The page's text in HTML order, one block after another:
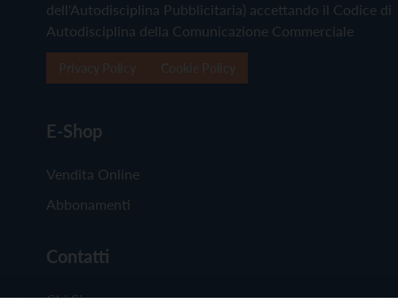
dell'Autodisciplina Pubblicitaria) accettando il Codice di
Autodisciplina della Comunicazione Commerciale
E-Shop
Vendita Online
Abbonamenti
Contatti
Chi Siamo